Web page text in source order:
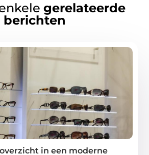
gerelateerde
berichten
in een moderne